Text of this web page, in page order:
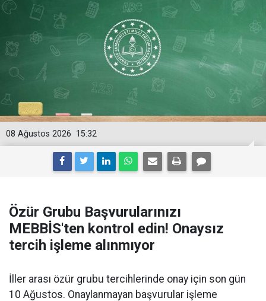
15:32
08 Ağustos 2026
Özür Grubu Başvurularınızı
MEBBİS'ten kontrol edin! Onaysız
tercih işleme alınmıyor
İller arası özür grubu tercihlerinde onay için son gün
10 Ağustos. Onaylanmayan başvurular işleme